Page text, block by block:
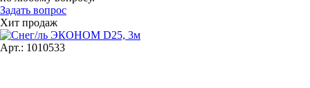
Задать вопрос
Хит продаж
Арт.: 1010533